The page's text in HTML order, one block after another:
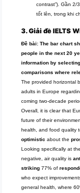
contrast”). Gần
tốt lên, trong khi
3. Giải đềIELTS
Đề bài: The bar chart
people in the next 20
information by
comparisons where
The provided horizontal
adults in Europe
coming two-decade
Overall, it is clear that
future of their
health, and food quality
optimistic about the
Looking specifically at
negative, air quality is
striking 77% of
who expect
general health, where